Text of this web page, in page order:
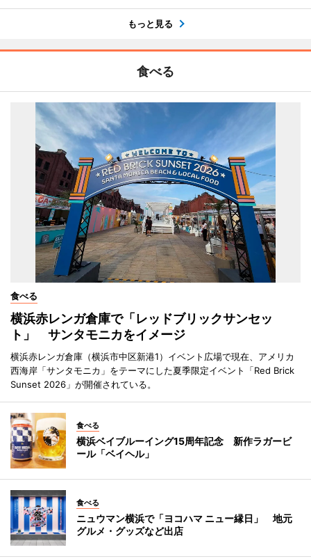
もっと見る
食べる
食べる
横浜赤レンガ倉庫で「レッドブリックサンセッ
ト」 サンタモニカをイメージ
横浜赤レンガ倉庫（横浜市中区新港1）イベント広場で現在、アメリカ
西海岸「サンタモニカ」をテーマにした夏季限定イベント「Red Brick
Sunset 2026」が開催されている。
食べる
横浜ベイブルーイング15周年記念 新作ラガービ
ール「ベイヘル」
食べる
ニュウマン横浜で「ヨコハマ ニュー縁日」 地元
グルメ・グッズなど出店